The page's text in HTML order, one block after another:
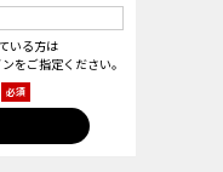
いる方は
をご指定ください。
必須